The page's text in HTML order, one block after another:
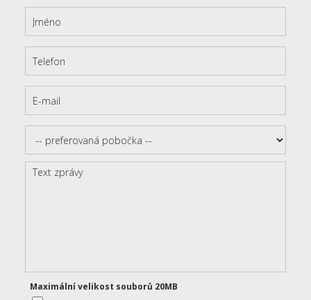
Maximální velikost souborů 20MB